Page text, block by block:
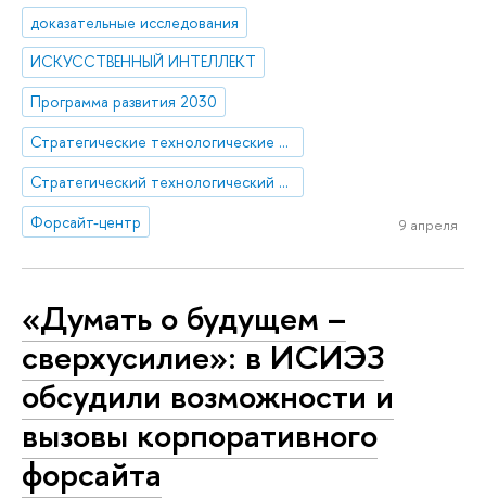
доказательные исследования
ИСКУССТВЕННЫЙ ИНТЕЛЛЕКТ
Программа развития 2030
Стратегические технологические проекты
Стратегический технологический проект «Национальный центр социально-экономического и научно-технологического прогнозирования»
Форсайт-центр
9 апреля
«Думать о будущем –
сверхусилие»: в ИСИЭЗ
обсудили возможности и
вызовы корпоративного
форсайта